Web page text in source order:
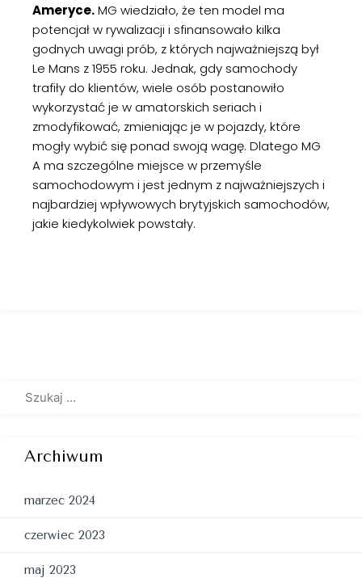
Ameryce.MG wiedziało, że ten model ma
potencjał w rywalizacji i sfinansowało kilka
godnych uwagi prób, z których najważniejszą był
Le Mans z 1955 roku. Jednak, gdy samochody
trafiły do klientów, wiele osób postanowiło
wykorzystać je w amatorskich seriach i
zmodyfikować, zmieniając je w pojazdy, które
mogły wybić się ponad swoją wagę. Dlatego MG
A ma szczególne miejsce w przemyśle
samochodowym i jest jednym z najważniejszych i
najbardziej wpływowych brytyjskich samochodów,
jakie kiedykolwiek powstały.
Archiwum
marzec 2024
czerwiec 2023
maj 2023